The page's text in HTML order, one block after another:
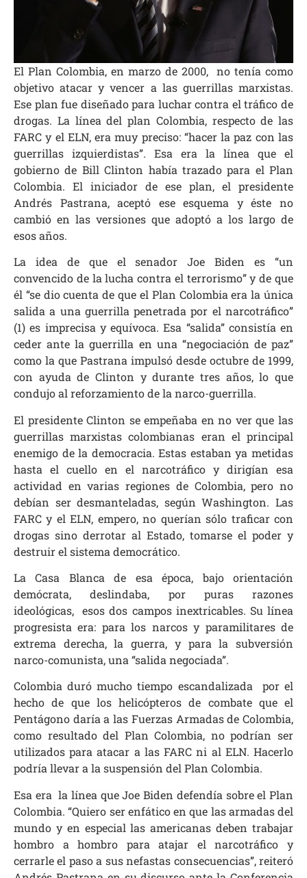
El Plan Colombia, en marzo de 2000, no tenía como
objetivo atacar y vencer a las guerrillas marxistas.
Ese plan fue diseñado para luchar contra el tráfico de
drogas. La línea del plan Colombia, respecto de las
FARC y el ELN, era muy preciso: “hacer la paz con las
guerrillas izquierdistas”. Esa era la línea que el
gobierno de Bill Clinton había trazado para el Plan
Colombia. El iniciador de ese plan, el presidente
Andrés Pastrana, aceptó ese esquema y éste no
cambió en las versiones que adoptó a los largo de
esos años.
La idea de que el senador Joe Biden es “un
convencido de la lucha contra el terrorismo” y de que
él “se dio cuenta de que el Plan Colombia era la única
salida a una guerrilla penetrada por el narcotráfico”
(1) es imprecisa y equívoca. Esa “salida” consistía en
ceder ante la guerrilla en una “negociación de paz”
como la que Pastrana impulsó desde octubre de 1999,
con ayuda de Clinton y durante tres años, lo que
condujo al reforzamiento de la narco-guerrilla.
El presidente Clinton se empeñaba en no ver que las
guerrillas marxistas colombianas eran el principal
enemigo de la democracia. Estas estaban ya metidas
hasta el cuello en el narcotráfico y dirigían esa
actividad en varias regiones de Colombia, pero no
debían ser desmanteladas, según Washington. Las
FARC y el ELN, empero, no querían sólo traficar con
drogas sino derrotar al Estado, tomarse el poder y
destruir el sistema democrático.
La Casa Blanca de esa época, bajo orientación
demócrata, deslindaba, por puras razones
ideológicas, esos dos campos inextricables. Su línea
progresista era: para los narcos y paramilitares de
extrema derecha, la guerra, y para la subversión
narco-comunista, una “salida negociada”.
Colombia duró mucho tiempo escandalizada por el
hecho de que los helicópteros de combate que el
Pentágono daría a las Fuerzas Armadas de Colombia,
como resultado del Plan Colombia, no podrían ser
utilizados para atacar a las FARC ni al ELN. Hacerlo
podría llevar a la suspensión del Plan Colombia.
Esa era la línea que Joe Biden defendía sobre el Plan
Colombia. “Quiero ser enfático en que las armadas del
mundo y en especial las americanas deben trabajar
hombro a hombro para atajar el narcotráfico y
cerrarle el paso a sus nefastas consecuencias”, reiteró